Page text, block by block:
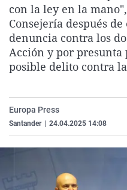
con la ley en la
Consejería después
denuncia contra los
Acción y por
posible delito contra
Europa Press
Santander 24.04.2025 14:08